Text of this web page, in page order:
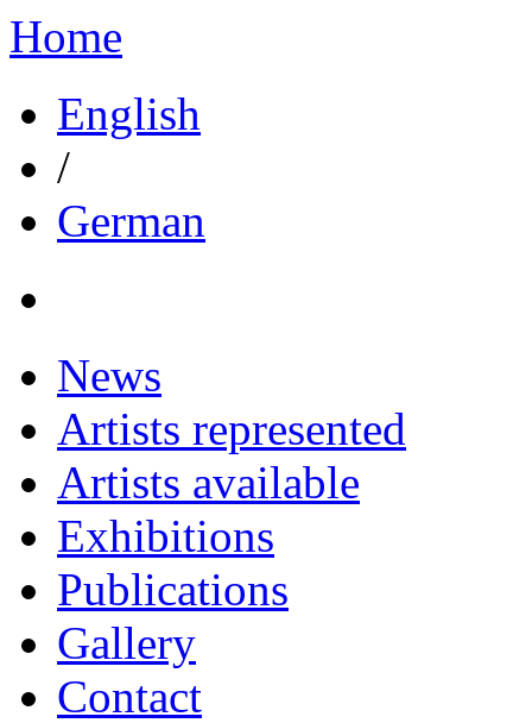
Home
English
/
German
News
Artists represented
Artists available
Exhibitions
Publications
Gallery
Contact